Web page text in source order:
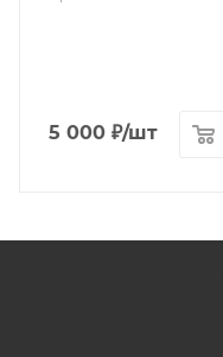
5 000 ₽/шт